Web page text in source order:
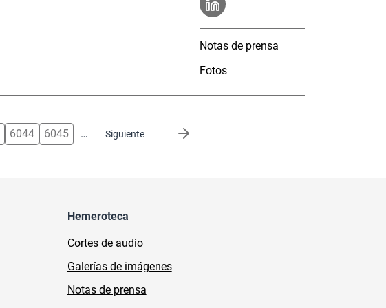
Notas de prensa
Fotos
6044 6045 … Siguiente
Siguiente página
Hemeroteca
Cortes de audio
Galerías de imágenes
Notas de prensa